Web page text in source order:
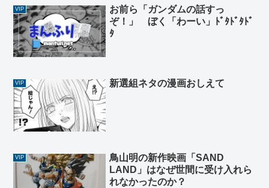
VIP
お前ら「ガンダムの話すっ
ぞ！」 ぼく「わーい」ﾄﾞﾀﾄﾞﾀﾄﾞ
ﾀ
VIP 新選組ネタの漫画おしえて
VIP
鳥山明の新作映画「SAND
LAND」はなぜ世間に受け入れら
れなかったのか？